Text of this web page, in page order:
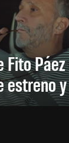
Fito
estreno